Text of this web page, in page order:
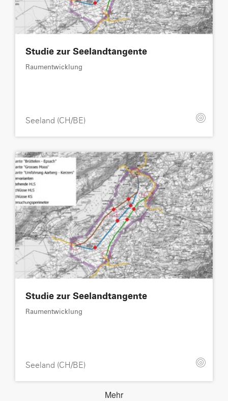
Studie zur Seelandtangente
Raumentwicklung
Seeland (CH/BE)
Studie zur Seelandtangente
Raumentwicklung
Seeland (CH/BE)
Mehr